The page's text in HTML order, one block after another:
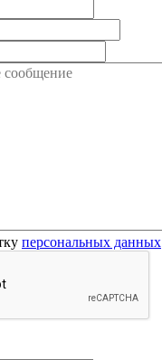
персональных данных